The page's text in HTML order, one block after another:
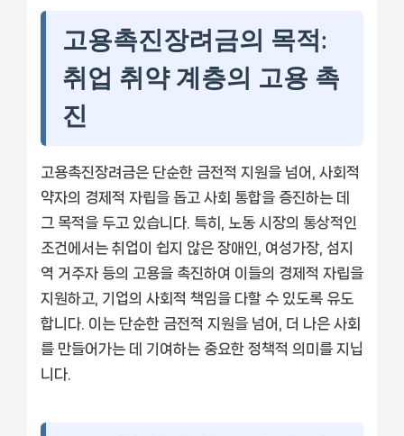
고용촉진장려금의 목적:
취업 취약 계층의 고용 촉
진
고용촉진장려금은 단순한 금전적 지원을 넘어, 사회적
약자의 경제적 자립을 돕고 사회 통합을 증진하는 데
그 목적을 두고 있습니다. 특히, 노동 시장의 통상적인
조건에서는 취업이 쉽지 않은 장애인, 여성가장, 섬지
역 거주자 등의 고용을 촉진하여 이들의 경제적 자립을
지원하고, 기업의 사회적 책임을 다할 수 있도록 유도
합니다. 이는 단순한 금전적 지원을 넘어, 더 나은 사회
를 만들어가는 데 기여하는 중요한 정책적 의미를 지닙
니다.